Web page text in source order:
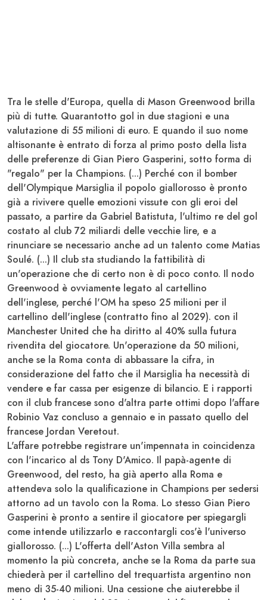
Tra le stelle d'Europa, quella di Mason Greenwood brilla
più di tutte. Quarantotto gol in due stagioni e una
valutazione di 55 milioni di euro. E quando il suo nome
altisonante è entrato di forza al primo posto della lista
delle preferenze di Gian Piero Gasperini, sotto forma di
"regalo" per la Champions. (...) Perché con il bomber
dell'Olympique Marsiglia il popolo giallorosso è pronto
già a rivivere quelle emozioni vissute con gli eroi del
passato, a partire da Gabriel Batistuta, l'ultimo re del gol
costato al club 72 miliardi delle vecchie lire, e a
rinunciare se necessario anche ad un talento come Matias
Soulé. (...) Il club sta studiando la fattibilità di
un'operazione che di certo non è di poco conto. Il nodo
Greenwood è ovviamente legato al cartellino
dell'inglese, perché l'OM ha speso 25 milioni per il
cartellino dell'inglese (contratto fino al 2029). con il
Manchester United che ha diritto al 40% sulla futura
rivendita del giocatore. Un'operazione da 50 milioni,
anche se la Roma conta di abbassare la cifra, in
considerazione del fatto che il Marsiglia ha necessità di
vendere e far cassa per esigenze di bilancio. E i rapporti
con il club francese sono d'altra parte ottimi dopo l'affare
Robinio Vaz concluso a gennaio e in passato quello del
francese Jordan Veretout.
L'affare potrebbe registrare un'impennata in coincidenza
con l'incarico al ds Tony D'Amico. Il papà-agente di
Greenwood, del resto, ha già aperto alla Roma e
attendeva solo la qualificazione in Champions per sedersi
attorno ad un tavolo con la Roma. Lo stesso Gian Piero
Gasperini è pronto a sentire il giocatore per spiegargli
come intende utilizzarlo e raccontargli cos'è l'universo
giallorosso. (...) L'offerta dell'Aston Villa sembra al
momento la più concreta, anche se la Roma da parte sua
chiederà per il cartellino del trequartista argentino non
meno di 35-40 milioni. Una cessione che aiuterebbe il